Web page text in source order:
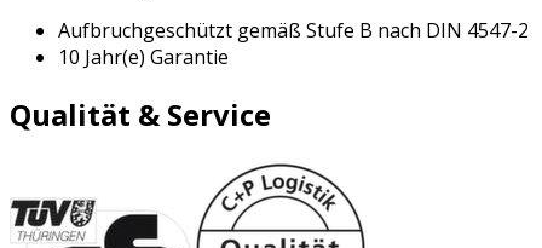
Aufbruchgeschützt gemäß Stufe B nach DIN 4547-2
10 Jahr(e) Garantie
Qualität & Service